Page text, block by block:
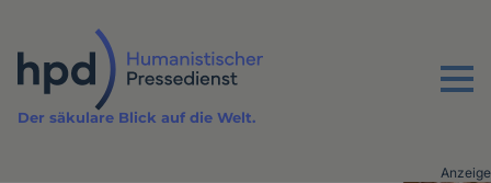
Inhalt
Menu
Der säkulare Blick auf die Welt.
Anzeige